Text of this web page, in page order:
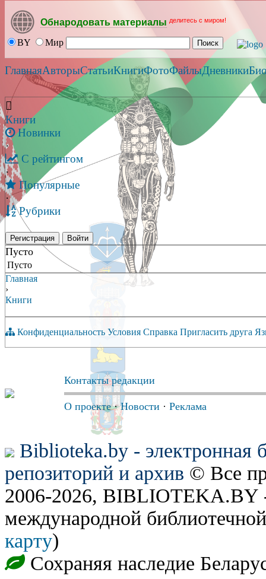
Обнародовать материалы делитесь с миром!
BY Мир
ГлавнаяАвторыСтатьиКнигиФотоФайлыДневники
Книги
Новинки
·
С рейтингом
·
Популярные
·
Рубрики
Регистрация Войти
Пусто
Пусто
Главная
›
Книги
Конфиденциальность Условия Справка Пригласить друга
Контакты редакции
О проекте·Новости · Реклама
Biblioteka.by - электронная
репозиторий и архив © Все
2006-2026, BIBLIOTEKA.BY -
международной
карту)
Сохраняя наследие